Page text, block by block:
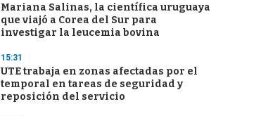
Mariana Salinas, la científica uruguaya
que viajó a Corea del Sur para
investigar la leucemia bovina
15:31
UTE trabaja en zonas afectadas por el
temporal en tareas de seguridad y
reposición del servicio